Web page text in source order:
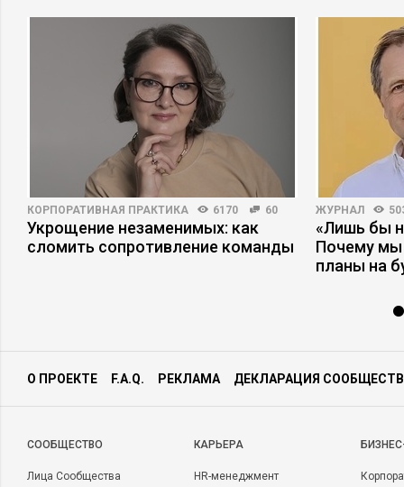
КОРПОРАТИВНАЯ ПРАКТИКА 6170 60
Укрощение незаменимых: как
сломить сопротивление команды
ЖУРНАЛ
«Лишь бы
Почему мы
планы на
О ПРОЕКТЕ F.A.Q. РЕКЛАМА ДЕКЛАРАЦИЯ
CООБЩЕСТВО
Лица Сообщества
КАРЬЕРА
HR-менеджмент